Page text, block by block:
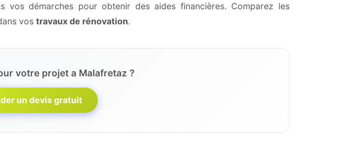
démarches pour obtenir des aides financières. Comparez les
vos travaux de rénovation.
votre projet a Malafretaz ?
un devis gratuit